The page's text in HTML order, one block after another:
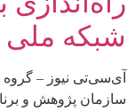
شبکه
آی‌سی‌تی نیوز –
سازمان پژوهش و